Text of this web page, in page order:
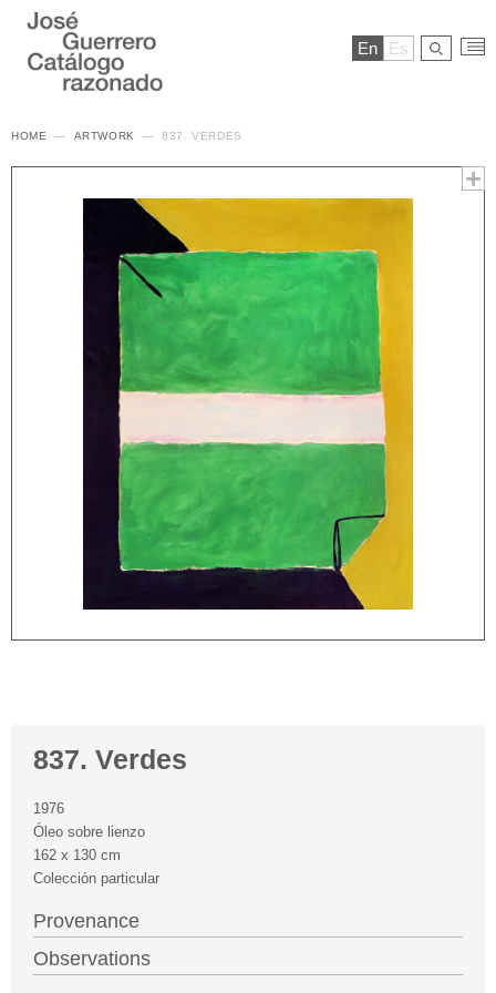
En Es
HOME ARTWORK 837. VERDES
837. Verdes
1976
Óleo sobre lienzo
162 x 130 cm
Colección particular
Provenance
Observations